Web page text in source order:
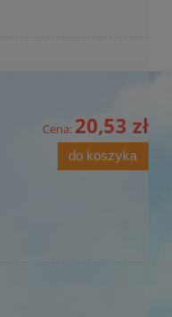
Cena: 20,53 zł
do koszyka